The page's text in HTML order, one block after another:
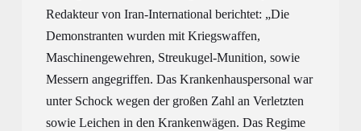
Redakteur von Iran-International berichtet: „Die
Maschinengewehren, Streukugel-Munition, sowie
Messern angegriffen. Das Krankenhauspersonal war
unter Schock wegen der großen Z
sowie